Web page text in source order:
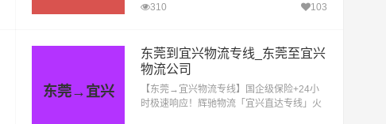
到达目的地。东莞到太仓物流专线，作为连
310 103
东莞→宜兴
东莞到宜兴物流专线_东莞至宜兴
物流公司
【东莞→宜兴物流专线】国企级保险+24小
时极速响应！辉驰物流「宜兴直达专线」火